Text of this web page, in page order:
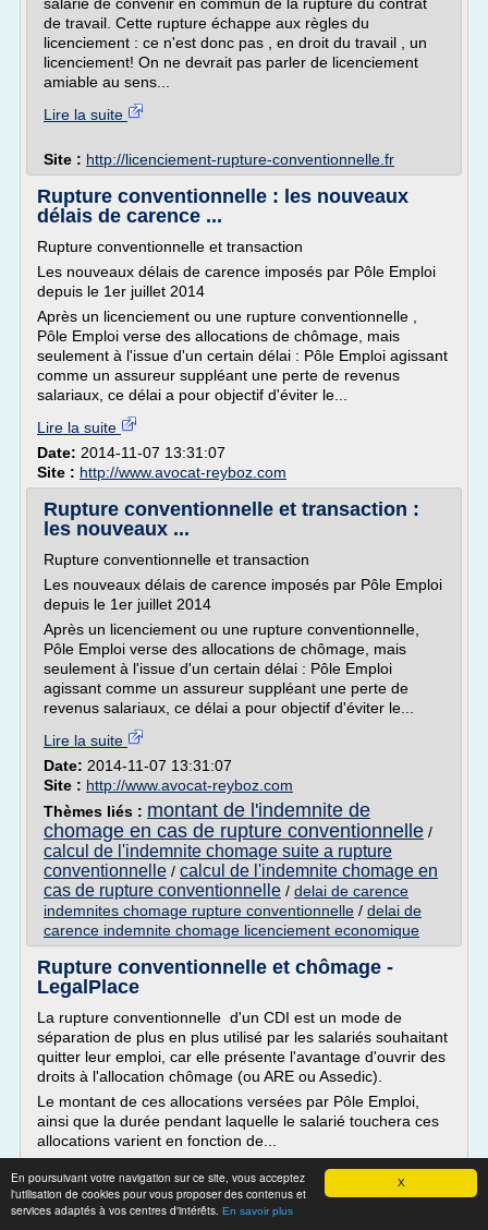
X
En poursuivant votre navigation sur ce site, vous acceptez
l'utilisation de cookies pour vous proposer des contenus et
services adaptés à vos centres d'intérêts. En savoir plus
de travail. Cette rupture échappe aux règles du
licenciement : ce n'est donc pas , en droit du travail , un
licenciement! On ne devrait pas parler de licenciement
amiable au sens...
Lire la suite
Site : http://licenciement-rupture-conventionnelle.fr
Rupture conventionnelle : les nouveaux
délais de carence ...
Rupture conventionnelle et transaction
Les nouveaux délais de carence imposés par Pôle Emploi
depuis le 1er juillet 2014
Après un licenciement ou une rupture conventionnelle ,
Pôle Emploi verse des allocations de chômage, mais
seulement à l'issue d'un certain délai : Pôle Emploi agissant
comme un assureur suppléant une perte de revenus
salariaux, ce délai a pour objectif d'éviter le...
Lire la suite
Date: 2014-11-07 13:31:07
Site : http://www.avocat-reyboz.com
Rupture conventionnelle et transaction :
les nouveaux ...
Rupture conventionnelle et transaction
Les nouveaux délais de carence imposés par Pôle Emploi
depuis le 1er juillet 2014
Après un licenciement ou une rupture conventionnelle,
Pôle Emploi verse des allocations de chômage, mais
seulement à l'issue d'un certain délai : Pôle Emploi
agissant comme un assureur suppléant une perte de
revenus salariaux, ce délai a pour objectif d'éviter le...
Lire la suite
Date: 2014-11-07 13:31:07
Site : http://www.avocat-reyboz.com
Thèmes liés : montant de l'indemnite de
chomage en cas de rupture conventionnelle /
calcul de l'indemnite chomage suite a rupture
conventionnelle / calcul de l'indemnite chomage en
cas de rupture conventionnelle / delai de carence
indemnites chomage rupture conventionnelle / delai de
carence indemnite chomage licenciement economique
Rupture conventionnelle et chômage -
LegalPlace
La rupture conventionnelle d'un CDI est un mode de
séparation de plus en plus utilisé par les salariés souhaitant
quitter leur emploi, car elle présente l'avantage d'ouvrir des
droits à l'allocation chômage (ou ARE ou Assedic).
Le montant de ces allocations versées par Pôle Emploi,
ainsi que la durée pendant laquelle le salarié touchera ces
allocations varient en fonction de...
Lire la suite
Site :https://www.legalplace.fr